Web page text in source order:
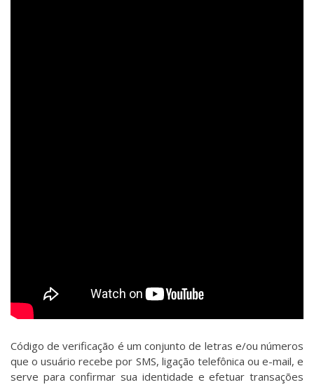
Código de verificação é um conjunto de letras e/ou números
que o usuário recebe por SMS, ligação telefônica ou e-mail, e
serve para confirmar sua identidade e efetuar transações